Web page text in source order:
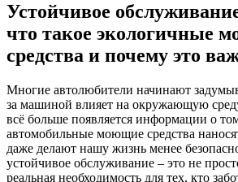
Устойчивое
что такое экологичные
средства и почему это
Многие автолюбители начинают
за машиной влияет на окружающую
всё больше появляется информации о
автомобильные моющие средства
даже делают нашу жизнь менее
устойчивое обслуживание – это не
реальная необходимость для тех, кто